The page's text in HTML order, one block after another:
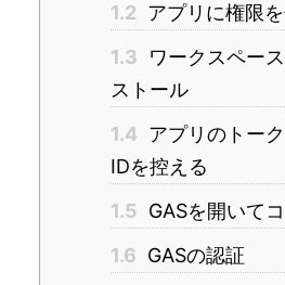
1.2 アプリに権限
1.3
ワークスペー
ストール
1.4 アプリのトー
IDを控える
1.5 GASを開いて
1.6 GASの認証